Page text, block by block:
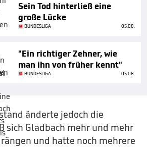
Sein Tod hinterließ eine
große Lücke
BUNDESLIGA 05.08.
"Ein richtiger Zehner, wie
man ihn von früher kennt"
BUNDESLIGA 05.08.
änderte jedoch die
sich Gladbach mehr und mehr
und hatte noch mehrere